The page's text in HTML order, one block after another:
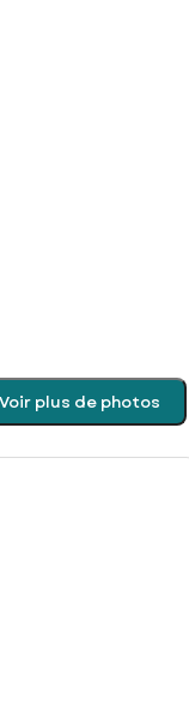
Voir plus de photos